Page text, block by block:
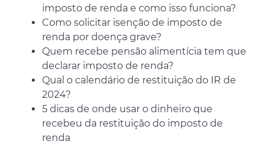
imposto de renda e como isso funciona?
Como solicitar isenção de imposto de
renda por doença grave?
Quem recebe pensão alimentícia tem que
declarar imposto de renda?
Qual o calendário de restituição do IR de
2024?
5 dicas de onde usar o dinheiro que
recebeu da restituição do imposto de
renda